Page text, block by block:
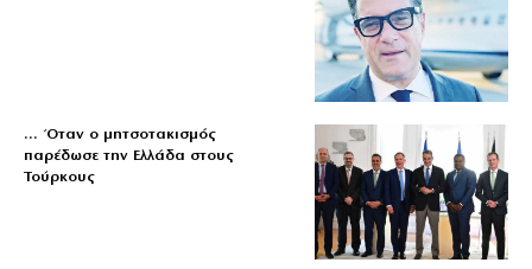
… Όταν ο μητσοτακισμός
παρέδωσε την Ελλάδα στους
Τούρκους